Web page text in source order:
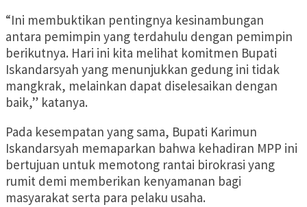
“Ini membuktikan pentingnya kesinambungan
antara pemimpin yang terdahulu dengan pemimpin
berikutnya. Hari ini kita melihat komitmen Bupati
Iskandarsyah yang menunjukkan gedung ini tidak
mangkrak, melainkan dapat diselesaikan dengan
baik,” katanya.
Pada kesempatan yang sama, Bupati Karimun
Iskandarsyah memaparkan bahwa kehadiran MPP ini
bertujuan untuk memotong rantai birokrasi yang
rumit demi memberikan kenyamanan bagi
masyarakat serta para pelaku usaha.